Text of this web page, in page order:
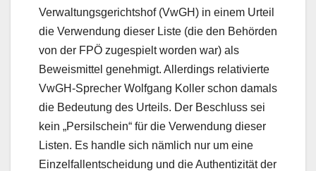
Verwaltungsgerichtshof (VwGH) in einem Urteil
die Verwendung dieser Liste (die den Behörden
von der FPÖ zugespielt worden war) als
Beweismittel genehmigt. Allerdings relativierte
VwGH-Sprecher Wolfgang Koller schon damals
die Bedeutung des Urteils. Der Beschluss sei
kein „Persilschein“ für die Verwendung dieser
Listen. Es handle sich nämlich nur um eine
Einzelfallentscheidung und die Authentizität der